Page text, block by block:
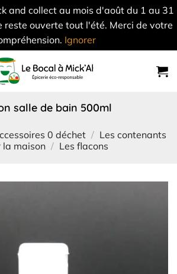
and collect au mois d'août du 1 au 31
reste ouverte tout l'été. Merci de votre
Ignorer
salle de bain 500ml
0 déchet / Les contenants
la maison / Les flacons